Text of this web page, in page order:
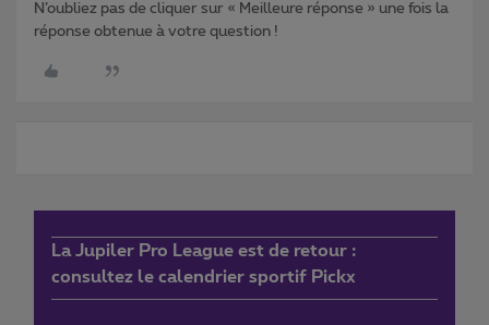
N’oubliez pas de cliquer sur « Meilleure réponse » une fois la
réponse obtenue à votre question !
La Jupiler Pro League est de retour :
consultez le calendrier sportif Pickx